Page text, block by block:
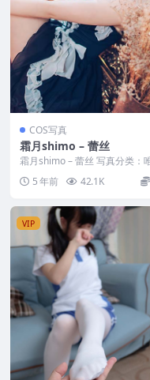
COS写真
霜月shimo – 蕾丝
霜月shimo – 蕾丝 写真分类：
美，参与模特：霜月shimo [套图
大小]...
5 年前 42.1K
VIP